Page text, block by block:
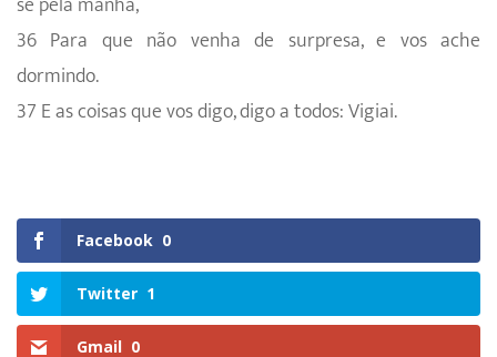
36 Para que não venha de surpresa, e vos ache
dormindo.
37 E as coisas que vos digo, digo a todos: Vigiai.
Facebook 0
Twitter 1
Gmail 0